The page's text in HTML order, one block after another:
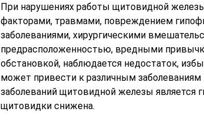
При нарушениях работы щитовидной
факторами, травмами, повреждением
заболеваниями, хирургическими
предрасположенностью, вредными
обстановкой, наблюдается недостаток,
может привести к различным заболеваниям
заболеваний щитовидной железы является
щитовидки снижена.